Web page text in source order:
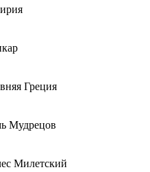
Греция
Мудрецов
Милетский